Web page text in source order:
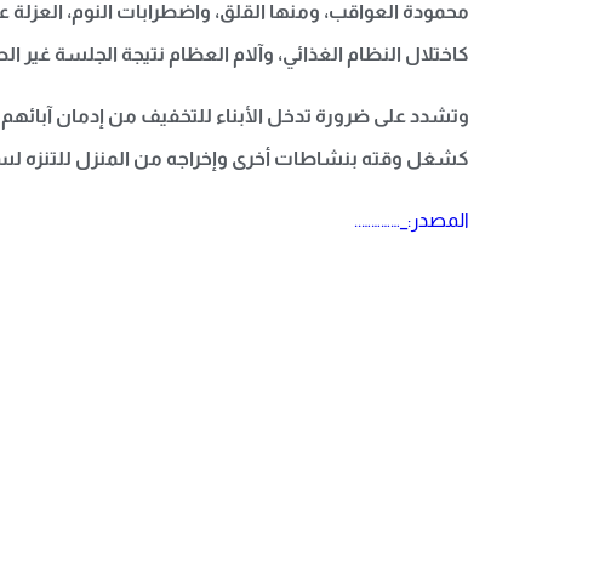
محمودة العواقب، ومنها القلق، واضطرابات النوم،
كاختلال النظام الغذائي، وآلام العظام نتيجة الجلسة غير
وتشدد على ضرورة تدخل الأبناء للتخفيف من إدمان
كشغل وقته بنشاطات أخرى وإخراجه من المنزل للتنزه
المصدر:_…………..